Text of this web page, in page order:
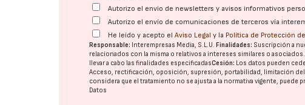
Autorizo el envío de newsletters y avisos informativos
Autorizo el envío de comunicaciones de terceros vía
He leído y acepto elAviso Legal y la Política de Protección
Responsable: Interempresas Media, S.L.U.Finalidades: Suscripción a
relacionados con la misma o relativos a intereses similares o asociados.
llevar a cabo las finalidades especificadasCesión: Los datos pueden
Acceso, rectificación, oposición, supresión, portabilidad, limitación
considera que el tratamiento no se ajusta a la normativa vigente, puede
Datos